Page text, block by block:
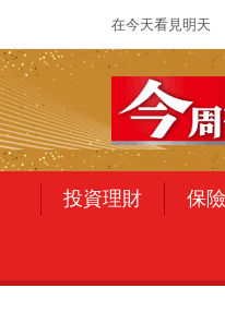
在今天看見明天
投資理財 保